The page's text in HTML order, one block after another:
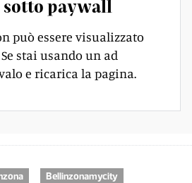
sotto paywall
può essere visualizzato
stai usando un ad
e ricarica la pagina.
Bellinzonamycity